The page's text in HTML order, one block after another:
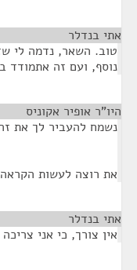
אתי בנדלר
טוב. השאר, נדמה לי
נוסף, ועם זה אתמודד
היו"ר אופיר אקוניס
נשמח להעביר לך את
את רוצה לעשות
אתי בנדלר
אין צורך, כי אני